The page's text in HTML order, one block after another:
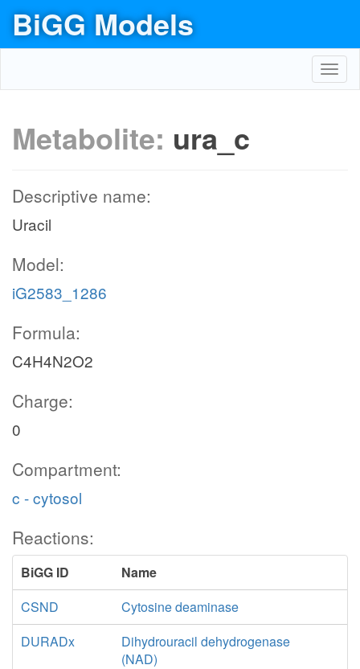
BiGG Models
Metabolite: ura_c
Descriptive name:
Uracil
Model:
iG2583_1286
Formula:
C4H4N2O2
Charge:
0
Compartment:
c - cytosol
Reactions:
BiGG ID
Name
CSND
Cytosine deaminase
DURADx
Dihydrouracil dehydrogenase
(NAD)